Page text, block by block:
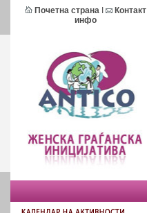
Почетна страна
Контакт
инфо